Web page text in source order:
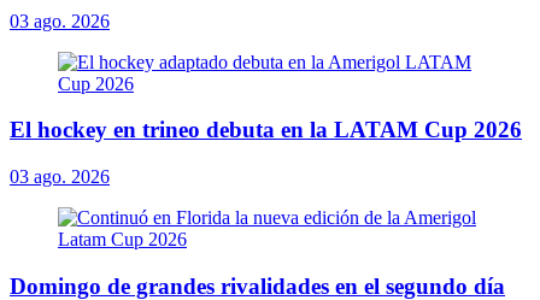
03 ago. 2026
El hockey en trineo debuta en la LATAM Cup 2026
03 ago. 2026
Domingo de grandes rivalidades en el segundo día